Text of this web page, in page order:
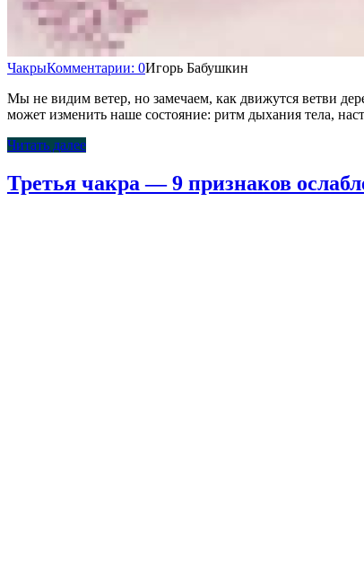
ЧакрыКомментарии: 0Игорь Бабушкин
Мы не видим ветер, но замечаем, как движутся ветви
может изменить наше состояние: ритм дыхания тела,
Читать далее
Третья чакра — 9 признаков